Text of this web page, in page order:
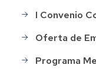
I Convenio
Oferta de
Programa